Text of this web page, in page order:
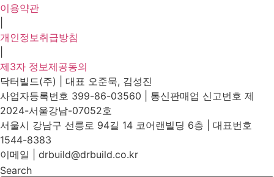
이용약관
개인정보취급방침
제3자 정보제공동의
닥터빌드(주) | 대표 오준묵, 김성진
사업자등록번호 399-86-03560 | 통신판매업 신고번호 제
2024-서울강남-07052호
서울시 강남구 선릉로 94길 14 코어랜빌딩 6층 | 대표번호
1544-8383
이메일 | drbuild@drbuild.co.kr
Search